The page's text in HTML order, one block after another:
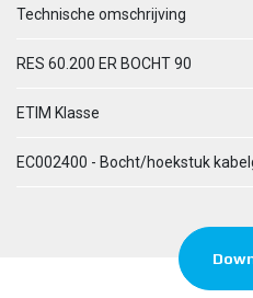
Technische omschrijving
RES 60.200 ER BOCHT 90
ETIM Klasse
EC002400 - Bocht/hoekstuk